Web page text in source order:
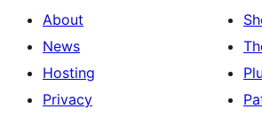
About
News
Hosting
Privacy